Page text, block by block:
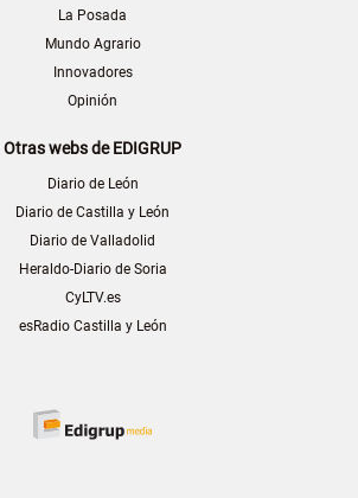
La Posada
Mundo Agrario
Innovadores
Opinión
Otras webs de EDIGRUP
Diario de León
Diario de Castilla y León
Diario de Valladolid
Heraldo-Diario de Soria
CyLTV.es
esRadio Castilla y León